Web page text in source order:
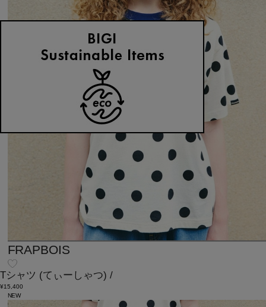
FRAPBOIS
Tシャツ (てぃーしゃつ) /
¥15,400
NEW